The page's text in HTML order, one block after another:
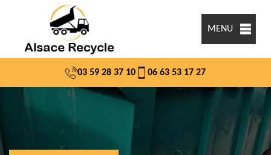
MENU
03 59 28 37 10 06 63 53 17 27